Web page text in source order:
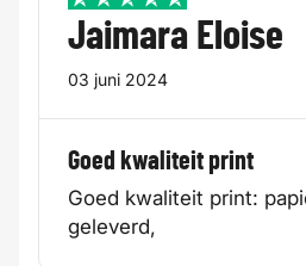
Jaimara Eloise
03 juni 2024
Goed kwaliteit print
Goed kwaliteit print:
geleverd,